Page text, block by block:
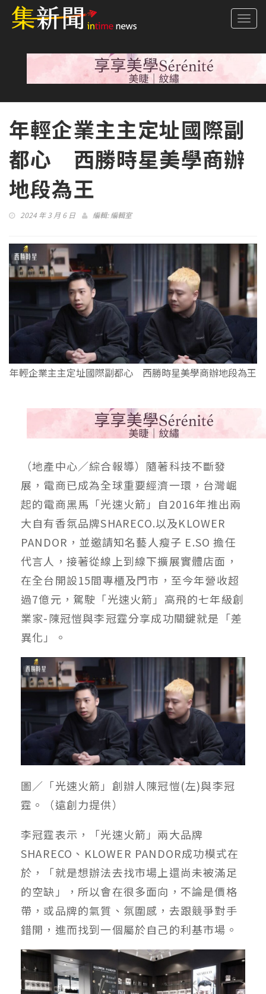
年輕企業主主定址國際副
都心 西勝時星美學商辦
地段為王
2024 年 3 月 6 日 編輯:編輯室
年輕企業主主定址國際副都心 西勝時星美學商辦地段為王
（地產中心／綜合報導）隨著科技不斷發
展，電商已成為全球重要經濟一環，台灣崛
起的電商黑馬「光速火箭」自2016年推出兩
大自有香氛品牌SHARECO.以及KLOWER
PANDOR，並邀請知名藝人瘦子 E.SO 擔任
代言人，接著從線上到線下擴展實體店面，
在全台開設15間專櫃及門市，至今年營收超
過7億元，駕駛「光速火箭」高飛的七年級創
業家-陳冠愷與李冠霆分享成功關鍵就是「差
異化」。
圖／「光速火箭」創辦人陳冠愷(左)與李冠
霆。（遠創力提供）
李冠霆表示，「光速火箭」兩大品牌
SHARECO、KLOWER PANDOR成功模式在
於，「就是想辦法去找市場上還尚未被滿足
的空缺」，所以會在很多面向，不論是價格
帶，或品牌的氣質、氛圍感，去跟競爭對手
錯開，進而找到一個屬於自己的利基市場。